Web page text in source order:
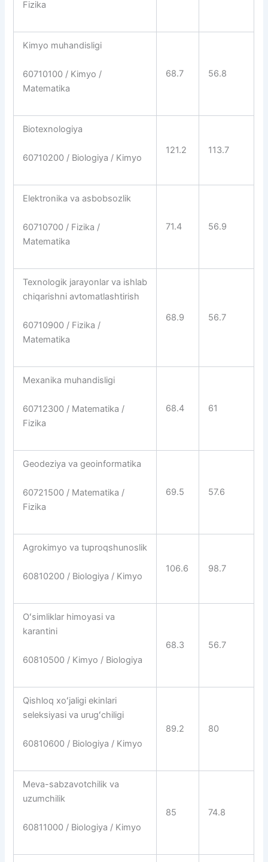
Fizika
Kimyo muhandisligi
60710100 / Kimyo /
Matematika
68.7 56.8
Biotexnologiya
60710200 / Biologiya / Kimyo
121.2 113.7
Elektronika va asbobsozlik
60710700 / Fizika /
Matematika
71.4 56.9
Texnologik jarayonlar va ishlab
chiqarishni avtomatlashtirish
60710900 / Fizika /
Matematika
68.9 56.7
Mexanika muhandisligi
60712300 / Matematika /
Fizika
68.4 61
Geodeziya va geoinformatika
60721500 / Matematika /
Fizika
69.5 57.6
Agrokimyo va tuproqshunoslik
60810200 / Biologiya / Kimyo
106.6 98.7
Oʻsimliklar himoyasi va
karantini
60810500 / Kimyo / Biologiya
68.3 56.7
Qishloq xoʻjaligi ekinlari
seleksiyasi va urugʻchiligi
60810600 / Biologiya / Kimyo
89.2 80
Meva-sabzavotchilik va
uzumchilik
60811000 / Biologiya / Kimyo
85 74.8